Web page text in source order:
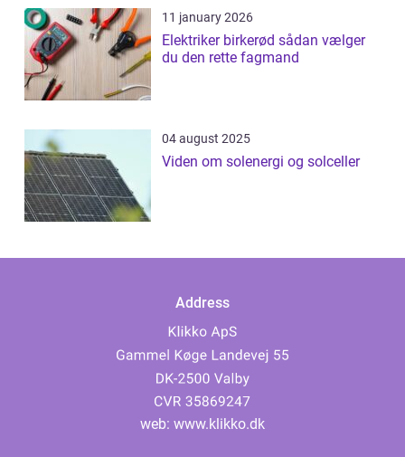
11 january 2026
Elektriker birkerød sådan vælger
du den rette fagmand
04 august 2025
Viden om solenergi og solceller
Address
web: www.klikko.dk